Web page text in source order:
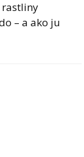
rastliny
– a ako ju